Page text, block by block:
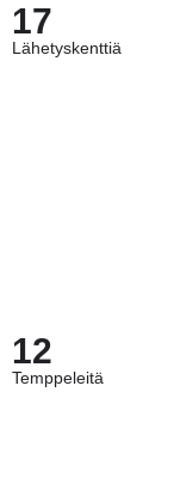
17
Lähetyskenttiä
12
Temppeleitä